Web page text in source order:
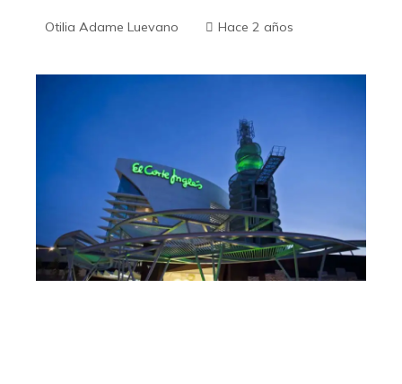
Otilia Adame Luevano Hace 2 años